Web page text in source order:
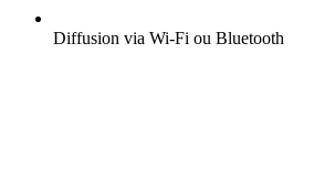
Diffusion via Wi-Fi ou Bluetooth